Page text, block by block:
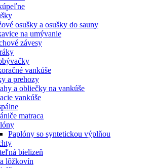
osušky a osušky do sauny
na umývanie
závesy
vankúše
a prehozy
a obliečky na vankúše
vankúše
matraca
Paplóny so syntetickou výplňou
bielizeň
lôžkovín